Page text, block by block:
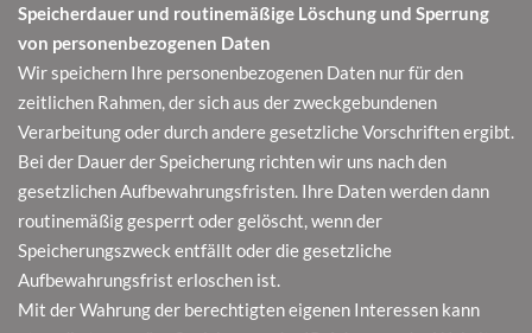
Speicherdauer und routinemäßige Löschung und Sperrung
von personenbezogenen Daten
Wir speichern Ihre personenbezogenen Daten nur für den
zeitlichen Rahmen, der sich aus der zweckgebundenen
Verarbeitung oder durch andere gesetzliche Vorschriften ergibt.
Bei der Dauer der Speicherung richten wir uns nach den
gesetzlichen Aufbewahrungsfristen. Ihre Daten werden dann
routinemäßig gesperrt oder gelöscht, wenn der
Speicherungszweck entfällt oder die gesetzliche
Aufbewahrungsfrist erloschen ist.
Mit der Wahrung der berechtigten eigenen Interessen kann